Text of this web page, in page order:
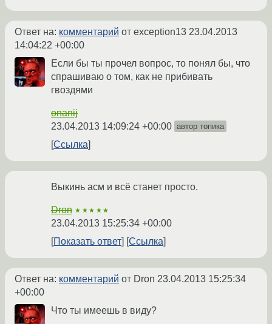
Ответ на: комментарий от exception13 23.04.2013
14:04:22 +00:00
Если бы ты прочел вопрос, то понял бы, что
спрашиваю о том, как не прибивать
гвоздями
onanij
23.04.2013 14:09:24 +00:00 автор топика
Ссылка
Выкинь асм и всё станет просто.
Dron ★★★★★
23.04.2013 15:25:34 +00:00
Показать ответ
Ссылка
Ответ на: комментарий от Dron 23.04.2013 15:25:34
+00:00
Что ты имеешь в виду?